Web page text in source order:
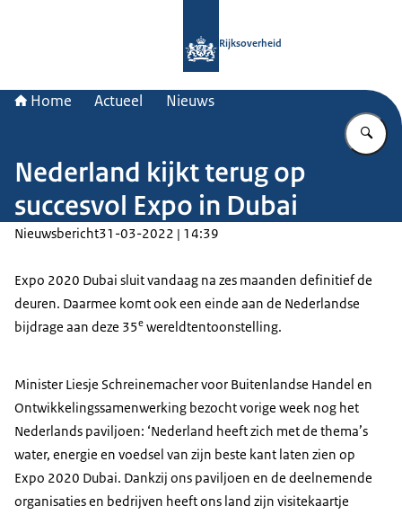
Rijksoverheid
Home Actueel Nieuws
Nederland kijkt terug op
succesvol Expo in Dubai
Nieuwsbericht31-03-2022 | 14:39
Expo 2020 Dubai sluit vandaag na zes maanden definitief de
deuren. Daarmee komt ook een einde aan de Nederlandse
bijdrage aan deze 35e wereldtentoonstelling.
Minister Liesje Schreinemacher voor Buitenlandse Handel en
Ontwikkelingssamenwerking bezocht vorige week nog het
Nederlands paviljoen: ‘Nederland heeft zich met de thema’s
water, energie en voedsel van zijn beste kant laten zien op
Expo 2020 Dubai. Dankzij ons paviljoen en de deelnemende
organisaties en bedrijven heeft ons land zijn visitekaartje